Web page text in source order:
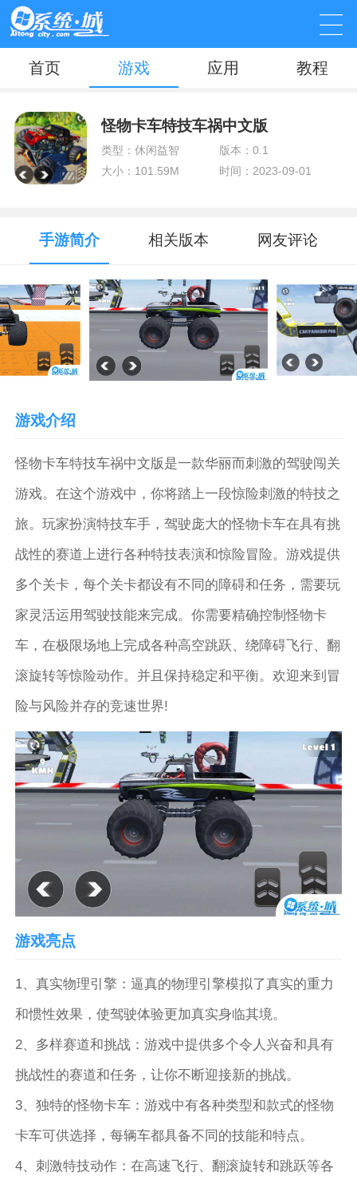
首页 游戏 应用 教程
怪物卡车特技车祸中文版
类型：休闲益智
版本：0.1
大小：101.59M
时间：2023-09-01
手游简介 相关版本 网友评论
游戏介绍
怪物卡车特技车祸中文版是一款华丽而刺激的驾驶闯关
游戏。在这个游戏中，你将踏上一段惊险刺激的特技之
旅。玩家扮演特技车手，驾驶庞大的怪物卡车在具有挑
战性的赛道上进行各种特技表演和惊险冒险。游戏提供
多个关卡，每个关卡都设有不同的障碍和任务，需要玩
家灵活运用驾驶技能来完成。你需要精确控制怪物卡
车，在极限场地上完成各种高空跳跃、绕障碍飞行、翻
滚旋转等惊险动作。并且保持稳定和平衡。欢迎来到冒
险与风险并存的竞速世界!
游戏亮点
1、真实物理引擎：逼真的物理引擎模拟了真实的重力
和惯性效果，使驾驶体验更加真实身临其境。
2、多样赛道和挑战：游戏中提供多个令人兴奋和具有
挑战性的赛道和任务，让你不断迎接新的挑战。
3、独特的怪物卡车：游戏中有各种类型和款式的怪物
卡车可供选择，每辆车都具备不同的技能和特点。
4、刺激特技动作：在高速飞行、翻滚旋转和跳跃等各